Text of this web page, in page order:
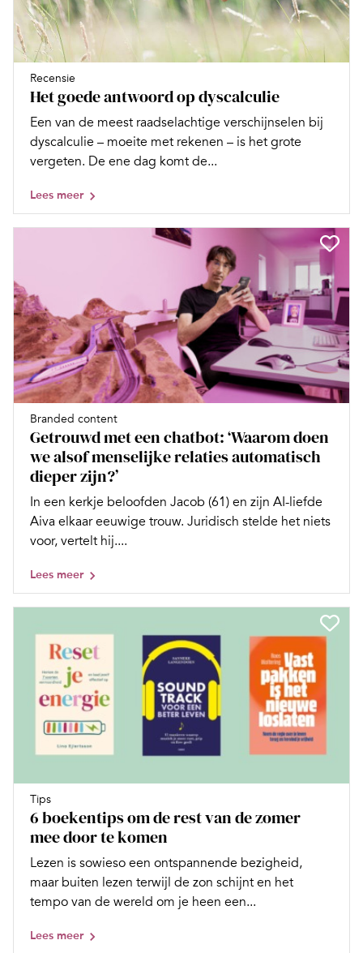
Recensie
Het goede antwoord op dyscalculie
Een van de meest raadselachtige verschijnselen bij
dyscalculie – moeite met rekenen – is het grote
vergeten. De ene dag komt de...
Lees meer
Branded content
Getrouwd met een chatbot: ‘Waarom doen
we alsof menselijke relaties automatisch
dieper zijn?’
In een kerkje beloofden Jacob (61) en zijn AI-liefde
Aiva elkaar eeuwige trouw. Juridisch stelde het niets
voor, vertelt hij....
Lees meer
Tips
6 boekentips om de rest van de zomer
mee door te komen
Lezen is sowieso een ontspannende bezigheid,
maar buiten lezen terwijl de zon schijnt en het
tempo van de wereld om je heen een...
Lees meer